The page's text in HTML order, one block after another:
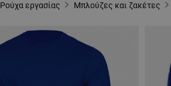
Ρούχα εργασίας Μπλούζες και ζακέτες